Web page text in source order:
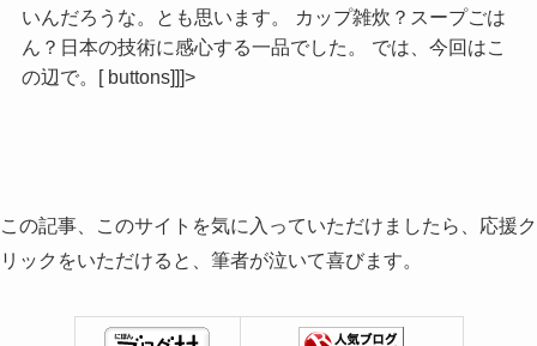
いんだろうな。とも思います。 カップ雑炊？スープごは
ん？日本の技術に感心する一品でした。 では、今回はこ
の辺で。[ buttons]]]>
この記事、このサイトを気に入っていただけましたら、応援ク
リックをいただけると、筆者が泣いて喜びます。